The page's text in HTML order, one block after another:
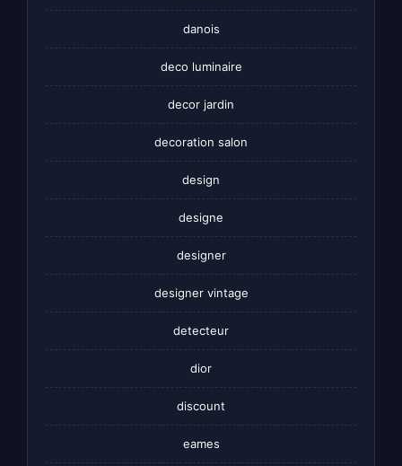
danois
deco luminaire
decor jardin
decoration salon
design
designe
designer
designer vintage
detecteur
dior
discount
eames